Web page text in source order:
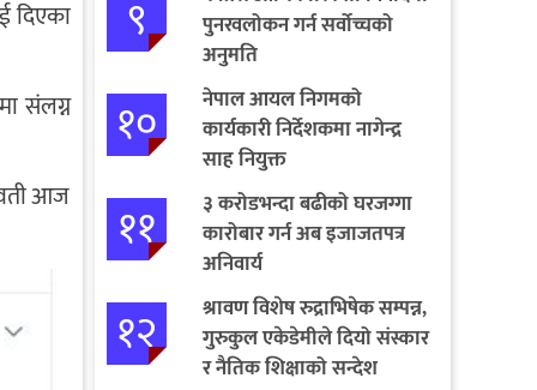
दिएका
संलग्न
आज
९
पुनरवलोकन गर्न सर्वोच्चको
अनुमति
१०
नेपाल आयल निगमको
कार्यकारी निर्देशकमा नागेन्द्र
साह नियुक्त
११
३ करोडभन्दा बढीको घरजग्गा
कारोबार गर्न अब इजाजतपत्र
अनिवार्य
१२
श्रावण विशेष रुद्राभिषेक सम्पन्न,
गुरुकुल एकेडेमीले दियो संस्कार
र नैतिक शिक्षाको सन्देश